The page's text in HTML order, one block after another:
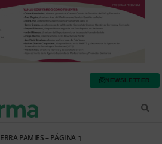
NEWSLETTER
PAMIES – PÁGINA 1